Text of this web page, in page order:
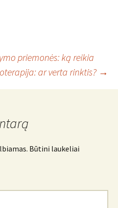
priemonės: ką reikia
ar verta rinktis? →
Būtini laukeliai